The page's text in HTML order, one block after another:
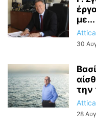
με...
30
την
28